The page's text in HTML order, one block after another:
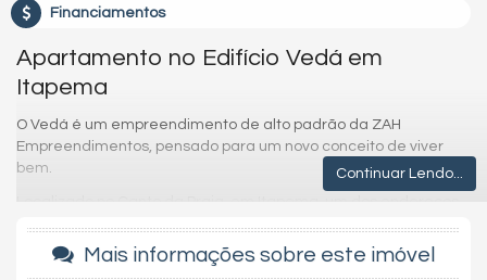
Financiamentos
Apartamento no Edifício Vedá em
Itapema
O Vedá é um empreendimento de alto padrão da ZAH
Empreendimentos, pensado para um novo conceito de viver
bem.
Localizado no Canto da Praia, em Itapema, um dos endereços
Um projeto que une arquitetura contemporânea, conforto e
Continuar Lendo...
Mais informações sobre este imóvel